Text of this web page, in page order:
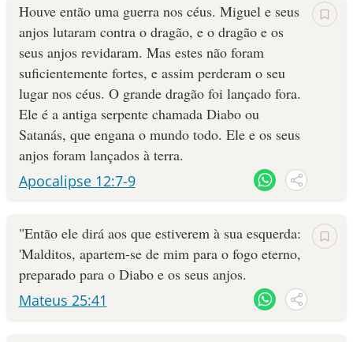
Houve então uma guerra nos céus. Miguel e seus
anjos lutaram contra o dragão, e o dragão e os
seus anjos revidaram. Mas estes não foram
suficientemente fortes, e assim perderam o seu
lugar nos céus. O grande dragão foi lançado fora.
Ele é a antiga serpente chamada Diabo ou
Satanás, que engana o mundo todo. Ele e os seus
anjos foram lançados à terra.
Apocalipse 12:7-9
"Então ele dirá aos que estiverem à sua esquerda:
'Malditos, apartem-se de mim para o fogo eterno,
preparado para o Diabo e os seus anjos.
Mateus 25:41